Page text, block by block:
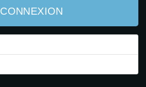
CONNEXION